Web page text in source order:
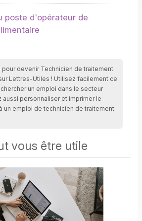
poste d'opérateur de
devenir Technicien de traitement
Lettres-Utiles ! Utilisez facilement ce
un emploi dans le secteur
aussi personnaliser et imprimer le
un emploi de technicien de traitement
vous être utile